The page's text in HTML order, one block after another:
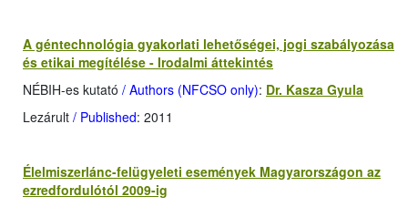
A géntechnológia gyakorlati lehetőségei, jogi szabályozása
és etikai megítélése - Irodalmi áttekintés
NÉBIH-es kutató / Authors (NFCSO only): Dr. Kasza Gyula
Lezárult / Published: 2011
Élelmiszerlánc-felügyeleti események Magyarországon az
ezredfordulótól 2009-ig